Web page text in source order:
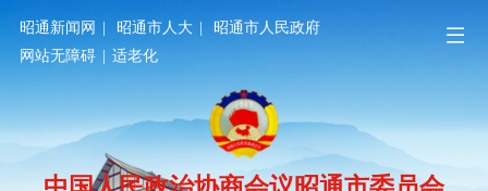
昭通新闻网 | 昭通市人大 |
昭通市人民政府
网站无障碍 | 适老化